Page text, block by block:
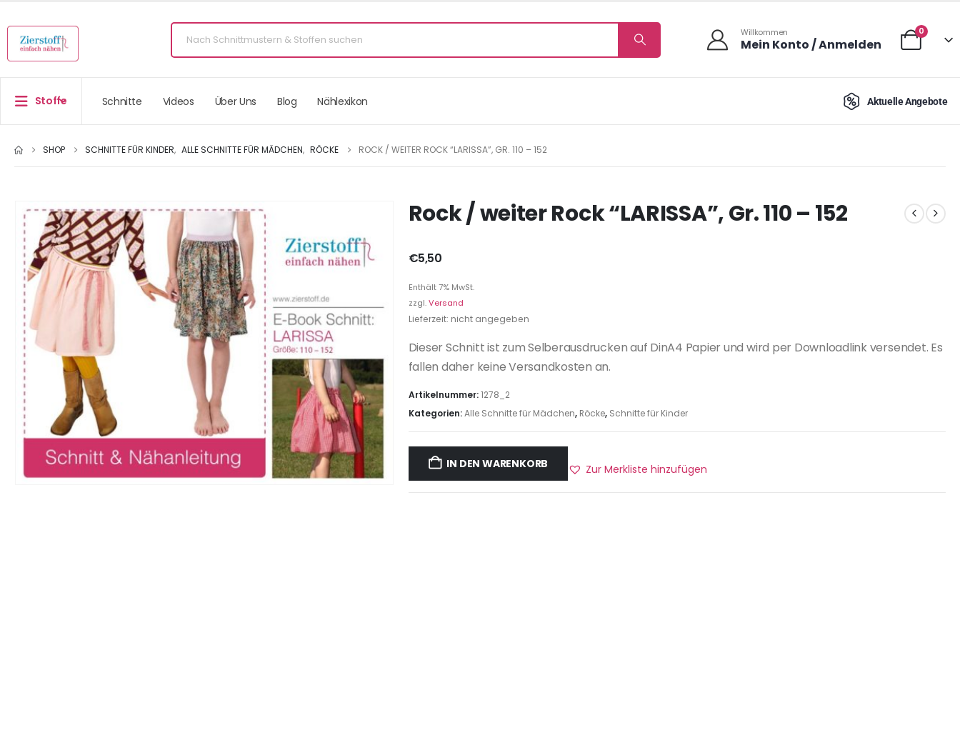
Willkommen
Mein Konto / Anmelden
0
Stoffe Schnitte Videos Über Uns Blog Nählexikon Aktuelle Angebote
SHOP SCHNITTE FÜR KINDER, ALLE SCHNITTE FÜR MÄDCHEN, RÖCKE ROCK / WEITER ROCK “LARISSA”, GR. 110 – 152
Rock / weiter Rock “LARISSA”, Gr. 110 – 152
€5,50
Enthält 7% MwSt.
zzgl.Versand
Lieferzeit: nicht angegeben
Dieser Schnitt ist zum Selberausdrucken auf DinA4 Papier und wird per Downloadlink versendet. Es
fallen daher keine Versandkosten an.
Artikelnummer:1278_2
Kategorien:Alle Schnitte für Mädchen, Röcke, Schnitte für Kinder
IN DEN WARENKORB Zur Merkliste hinzufügen